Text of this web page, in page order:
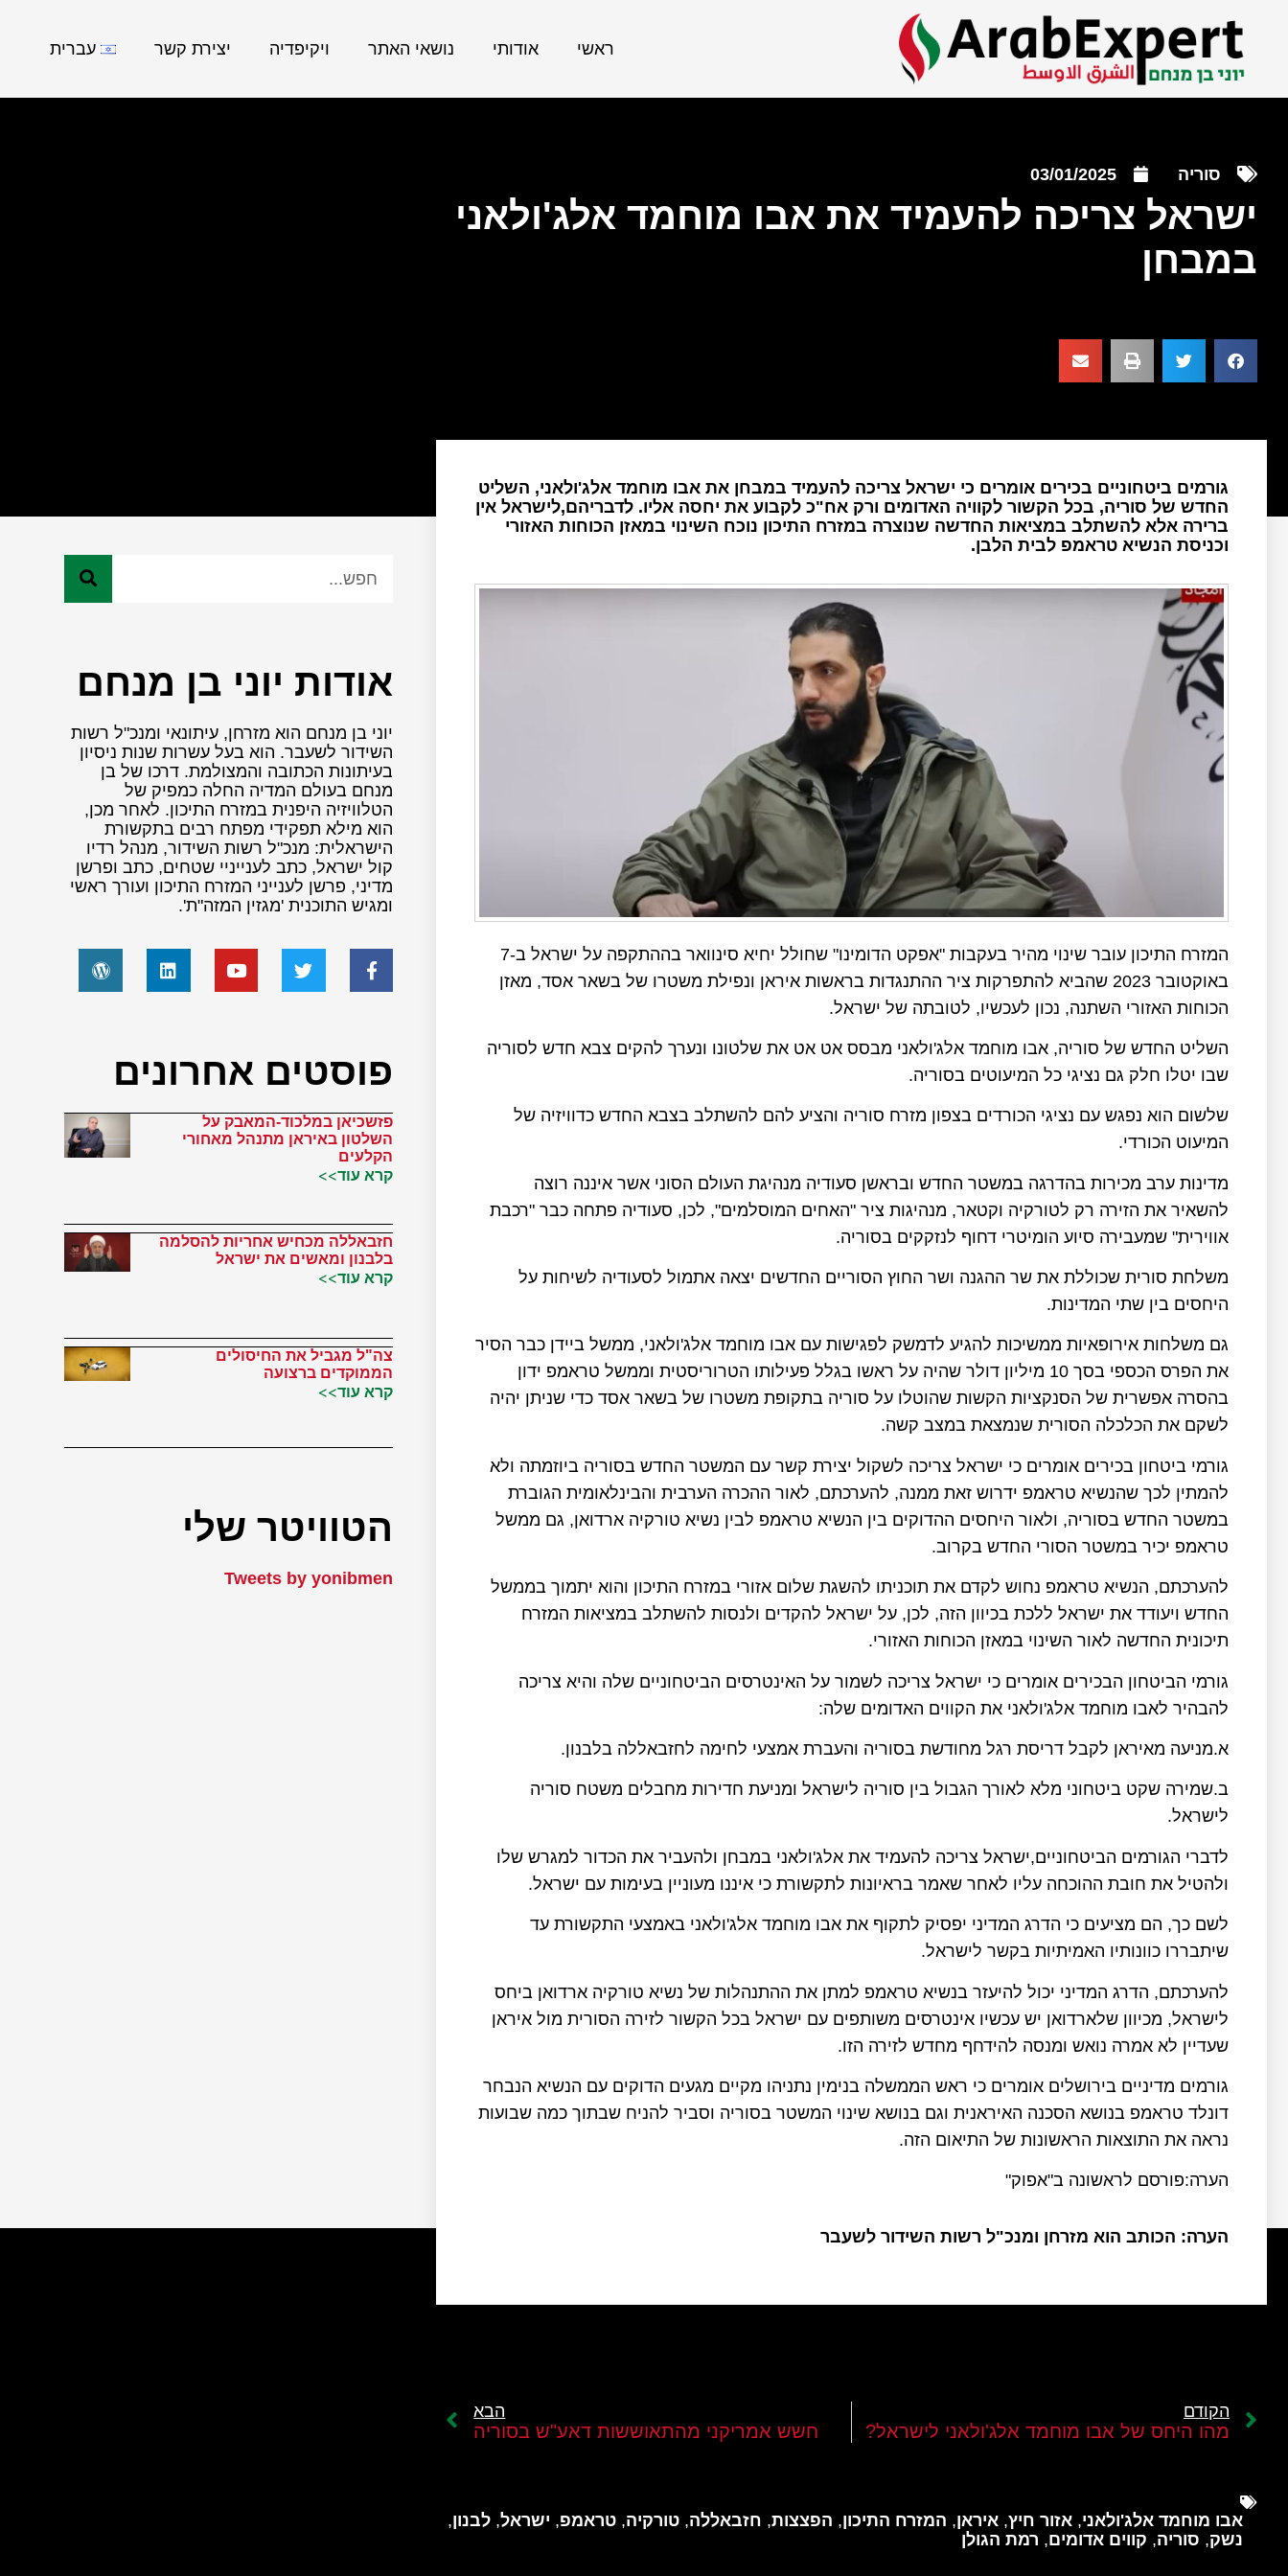
ראשי אודותי נושאי האתר ויקיפדיה יצירת קשר עברית
סוריה 03/01/2025
ישראל צריכה להעמיד את אבו מוחמד אלג'ולאני
במבחן
גורמים ביטחוניים בכירים אומרים כי ישראל צריכה להעמיד במבחן את אבו מוחמד אלג'ולאני, השליט
החדש של סוריה, בכל הקשור לקוויה האדומים ורק אח"כ לקבוע את יחסה אליו. לדבריהם,לישראל אין
ברירה אלא להשתלב במציאות החדשה שנוצרה במזרח התיכון נוכח השינוי במאזן הכוחות האזורי
וכניסת הנשיא טראמפ לבית הלבן.
המזרח התיכון עובר שינוי מהיר בעקבות "אפקט הדומינו" שחולל יחיא סינוואר בההתקפה על ישראל ב-7
באוקטובר 2023 שהביא להתפרקות ציר ההתנגדות בראשות איראן ונפילת משטרו של בשאר אסד, מאזן
הכוחות האזורי השתנה, נכון לעכשיו, לטובתה של ישראל.
השליט החדש של סוריה, אבו מוחמד אלג'ולאני מבסס אט אט את שלטונו ונערך להקים צבא חדש לסוריה
שבו יטלו חלק גם נציגי כל המיעוטים בסוריה.
שלשום הוא נפגש עם נציגי הכורדים בצפון מזרח סוריה והציע להם להשתלב בצבא החדש כדוויזיה של
המיעוט הכורדי.
מדינות ערב מכירות בהדרגה במשטר החדש ובראשן סעודיה מנהיגת העולם הסוני אשר איננה רוצה
להשאיר את הזירה רק לטורקיה וקטאר, מנהיגות ציר "האחים המוסלמים", לכן, סעודיה פתחה כבר "רכבת
אווירית" שמעבירה סיוע הומיטרי דחוף לנזקקים בסוריה.
משלחת סורית שכוללת את שר ההגנה ושר החוץ הסוריים החדשים יצאה אתמול לסעודיה לשיחות על
היחסים בין שתי המדינות.
גם משלחות אירופאיות ממשיכות להגיע לדמשק לפגישות עם אבו מוחמד אלג'ולאני, ממשל ביידן כבר הסיר
את הפרס הכספי בסך 10 מיליון דולר שהיה על ראשו בגלל פעילותו הטרוריסטית וממשל טראמפ ידון
בהסרה אפשרית של הסנקציות הקשות שהוטלו על סוריה בתקופת משטרו של בשאר אסד כדי שניתן יהיה
לשקם את הכלכלה הסורית שנמצאת במצב קשה.
גורמי ביטחון בכירים אומרים כי ישראל צריכה לשקול יצירת קשר עם המשטר החדש בסוריה ביוזמתה ולא
להמתין לכך שהנשיא טראמפ ידרוש זאת ממנה, להערכתם, לאור ההכרה הערבית והבינלאומית הגוברת
במשטר החדש בסוריה, ולאור היחסים ההדוקים בין הנשיא טראמפ לבין נשיא טורקיה ארדואן, גם ממשל
טראמפ יכיר במשטר הסורי החדש בקרוב.
להערכתם, הנשיא טראמפ נחוש לקדם את תוכניתו להשגת שלום אזורי במזרח התיכון והוא יתמוך בממשל
החדש ויעודד את ישראל ללכת בכיוון הזה, לכן, על ישראל להקדים ולנסות להשתלב במציאות המזרח
תיכונית החדשה לאור השינוי במאזן הכוחות האזורי.
גורמי הביטחון הבכירים אומרים כי ישראל צריכה לשמור על האינטרסים הביטחוניים שלה והיא צריכה
להבהיר לאבו מוחמד אלג'ולאני את הקווים האדומים שלה:
א.מניעה מאיראן לקבל דריסת רגל מחודשת בסוריה והעברת אמצעי לחימה לחזבאללה בלבנון.
ב.שמירה שקט ביטחוני מלא לאורך הגבול בין סוריה לישראל ומניעת חדירות מחבלים משטח סוריה
לישראל.
לדברי הגורמים הביטחוניים,ישראל צריכה להעמיד את אלג'ולאני במבחן ולהעביר את הכדור למגרש שלו
ולהטיל את חובת ההוכחה עליו לאחר שאמר בראיונות לתקשורת כי איננו מעוניין בעימות עם ישראל.
לשם כך, הם מציעים כי הדרג המדיני יפסיק לתקוף את אבו מוחמד אלג'ולאני באמצעי התקשורת עד
שיתבררו כוונותיו האמיתיות בקשר לישראל.
להערכתם, הדרג המדיני יכול להיעזר בנשיא טראמפ למתן את ההתנהלות של נשיא טורקיה ארדואן ביחס
לישראל, מכיוון שלארדואן יש עכשיו אינטרסים משותפים עם ישראל בכל הקשור לזירה הסורית מול איראן
שעדיין לא אמרה נואש ומנסה להידחף מחדש לזירה הזו.
גורמים מדיניים בירושלים אומרים כי ראש הממשלה בנימין נתניהו מקיים מגעים הדוקים עם הנשיא הנבחר
דונלד טראמפ בנושא הסכנה האיראנית וגם בנושא שינוי המשטר בסוריה וסביר להניח שבתוך כמה שבועות
נראה את התוצאות הראשונות של התיאום הזה.
הערה:פורסם לראשונה ב"אפוק"
הערה: הכותב הוא מזרחן ומנכ"ל רשות השידור לשעבר
אודות יוני בן מנחם
יוני בן מנחם הוא מזרחן, עיתונאי ומנכ"ל רשות
השידור לשעבר. הוא בעל עשרות שנות ניסיון
בעיתונות הכתובה והמצולמת. דרכו של בן
מנחם בעולם המדיה החלה כמפיק של
הטלוויזיה היפנית במזרח התיכון. לאחר מכן,
הוא מילא תפקידי מפתח רבים בתקשורת
הישראלית: מנכ"ל רשות השידור, מנהל רדיו
קול ישראל, כתב לענייניי שטחים, כתב ופרשן
מדיני, פרשן לענייני המזרח התיכון ועורך ראשי
ומגיש התוכנית 'מגזין המזה"ת'.
פוסטים אחרונים
פזשכיאן במלכוד-המאבק על
השלטון באיראן מתנהל מאחורי
הקלעים
קרא עוד>>
חזבאללה מכחיש אחריות להסלמה
בלבנון ומאשים את ישראל
קרא עוד>>
צה"ל מגביל את החיסולים
הממוקדים ברצועה
קרא עוד>>
הטוויטר שלי
Tweets by yonibmen
הקודם
מהו היחס של אבו מוחמד אלג'ולאני לישראל?
הבא
חשש אמריקני מהתאוששות דאע"ש בסוריה
אבו מוחמד אלג'ולאני, אזור חיץ, איראן, המזרח התיכון, הפצצות, חזבאללה, טורקיה, טראמפ, ישראל, לבנון,
נשק, סוריה, קווים אדומים, רמת הגולן